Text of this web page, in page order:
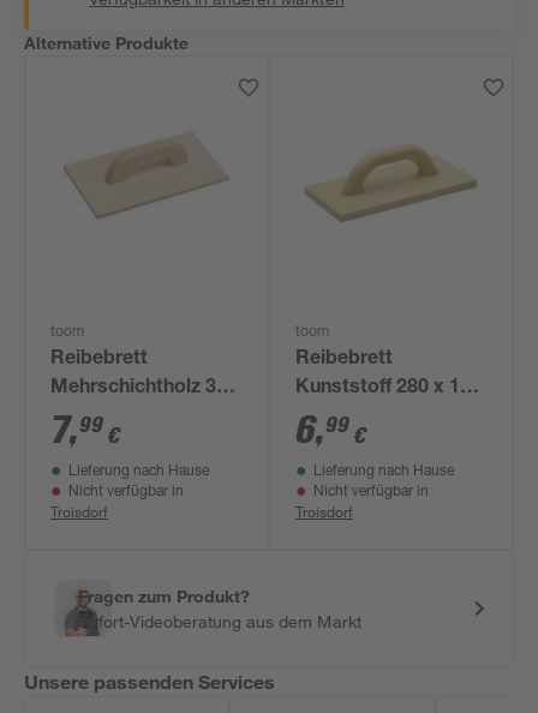
Alternative Produkte
toom
Reibebrett
Mehrschichtholz 320
x 180 mm
7,99 €
Lieferung nach Hause
Nicht verfügbar in
Troisdorf
toom
Reibebrett
Kunststoff 280 x 140
mm
6,99 €
Lieferung nach Hause
Nicht verfügbar in
Troisdorf
Fragen zum Produkt?
Sofort-Videoberatung aus dem Markt
Unsere passenden Services